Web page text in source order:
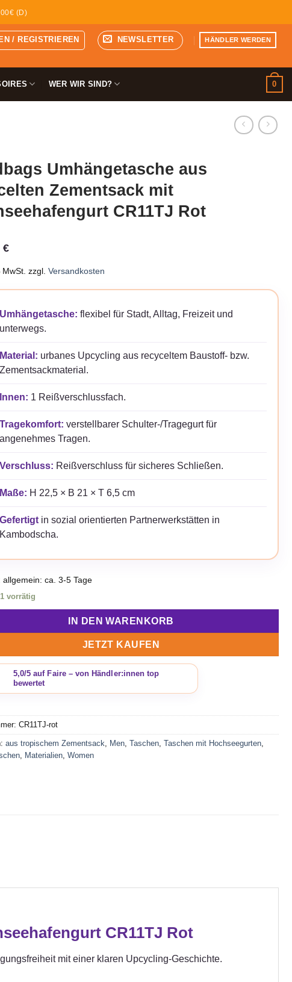
(D)
/ REGISTRIEREN NEWSLETTER HÄNDLER WERDEN
WER WIR SIND? 0
Umhängetasche aus
Zementsack mit
CR11TJ Rot
€
zzgl. Versandkosten
Umhängetasche: flexibel für Stadt, Alltag, Freizeit und
unterwegs.
Material: urbanes Upcycling aus recyceltem Baustoff- bzw.
Zementsackmaterial.
Innen: 1 Reißverschlussfach.
Tragekomfort: verstellbarer Schulter-/Tragegurt für
angenehmes Tragen.
Verschluss: Reißverschluss für sicheres Schließen.
Maße: H 22,5 × B 21 × T 6,5 cm
Gefertigtin sozial orientierten Partnerwerkstätten in
Kambodscha.
allgemein: ca. 3-5 Tage
vorrätig
IN DEN WARENKORB
JETZT KAUFEN
CR11TJ-rot
aus tropischem Zementsack, Men, Taschen, Taschen mit Hochseegurten,
, Materialien, Women
CR11TJ Rot
mit einer klaren Upcycling-Geschichte.